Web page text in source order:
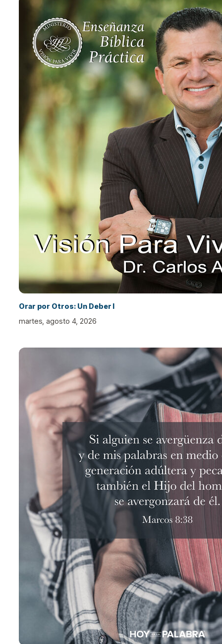
Orar por Otros: Un Deber I
martes, agosto 4, 2026